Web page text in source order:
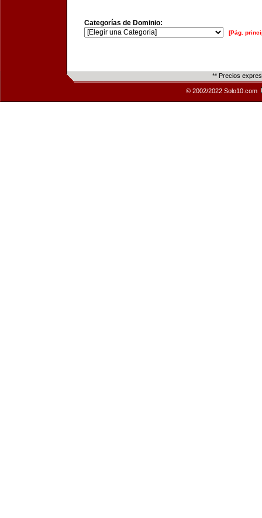
Categorías de Dominio:
[Pág.
** Precios
© 2002/2022 Solo10.com